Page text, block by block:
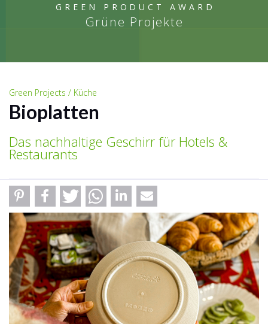
GREEN PRODUCT AWARD
Grüne Projekte
Green Projects / Küche
Bioplatten
Das nachhaltige Geschirr für Hotels &
Restaurants